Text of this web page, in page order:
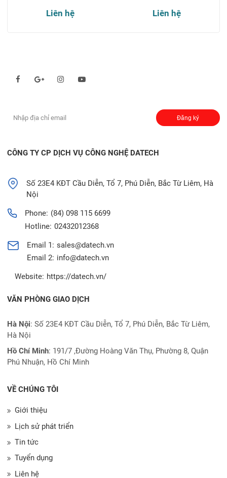
Liên hệ Liên hệ
Đăng ký
CÔNG TY CP DỊCH VỤ CÔNG NGHỆ DATECH
Số 23E4 KĐT Cầu Diễn, Tổ 7, Phú Diễn, Bắc Từ Liêm, Hà
Nội
Phone: (84) 098 115 6699
Hotline: 02432012368
Email 1: sales@datech.vn
Email 2: info@datech.vn
Website: https://datech.vn/
VĂN PHÒNG GIAO DỊCH
Hà Nội: Số 23E4 KĐT Cầu Diễn, Tổ 7, Phú Diễn, Bắc Từ Liêm,
Hà Nội
Hồ Chí Minh: 191/7 ,Đường Hoàng Văn Thụ, Phường 8, Quận
Phú Nhuận, Hồ Chí Minh
VỀ CHÚNG TÔI
Giới thiệu
Lịch sử phát triển
Tin tức
Tuyển dụng
Liên hệ